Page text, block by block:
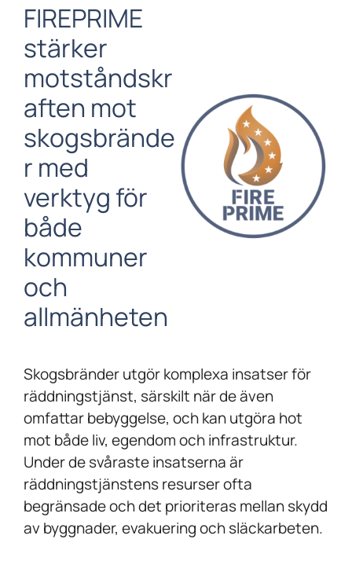
FIREPRIME
stärker
motståndskr
aften mot
skogsbrände
r med
verktyg för
både
kommuner
och
allmänheten
Skogsbränder utgör komplexa insatser för
räddningstjänst, särskilt när de även
omfattar bebyggelse, och kan utgöra hot
mot både liv, egendom och infrastruktur.
Under de svåraste insatserna är
räddningstjänstens resurser ofta
begränsade och det prioriteras mellan skydd
av byggnader, evakuering och släckarbeten.